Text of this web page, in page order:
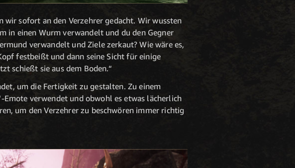
wir sofort an den Verzehrer gedacht. Wir wussten
in einen Wurm verwandelt und du den Gegner
verwandelt und Ziele zerkaut? Wie wäre es,
festbeißt und dann seine Sicht für einige
schießt sie aus dem Boden.“
um die Fertigkeit zu gestalten. Zu einem
verwendet und obwohl es etwas lächerlich
um den Verzehrer zu beschwören immer richtig